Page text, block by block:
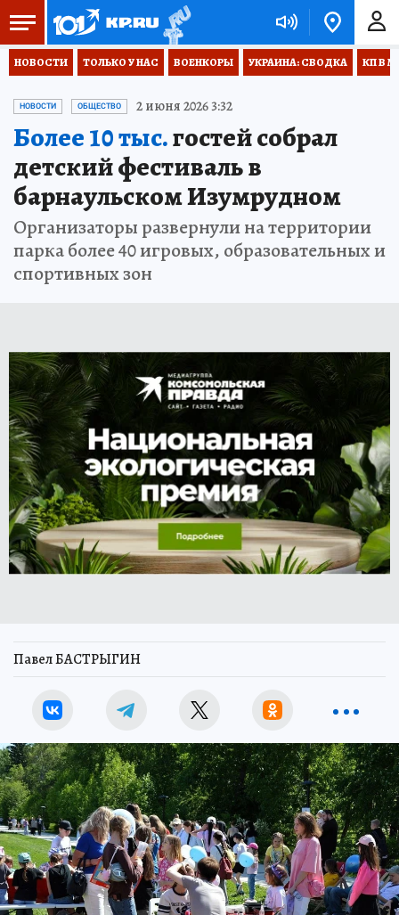
НОВОСТИ ТОЛЬКО У НАС ВОЕНКОРЫ УКРАИНА: СВОДКА КП В
НОВОСТИ ОБЩЕСТВО 2 июня 2026 3:32
Более 10 тыс.гостей собрал
детский фестиваль в
барнаульском Изумрудном
Организаторы развернули на территории
парка более 40 игровых, образовательных и
спортивных зон
Павел БАСТРЫГИН